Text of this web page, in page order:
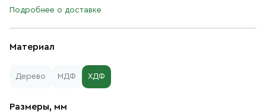
Материал
Дерево МДФ ХДФ
Размеры, мм
Подробнее о доставке